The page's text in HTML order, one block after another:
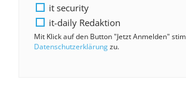
it security
it-daily Redaktion
Mit Klick auf den Button "Jetzt Anmelden"
Datenschutzerklärungzu.